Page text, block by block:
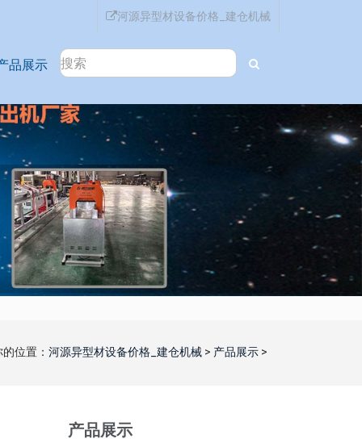
河源异型材设备价格_建仓机械
品展示
的位置： 河源异型材设备价格_建仓机械 > 产品展示 >
产品展示